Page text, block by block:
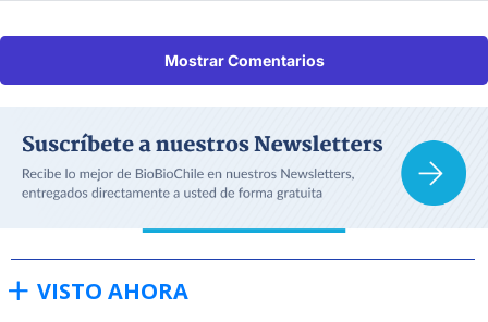
Mostrar Comentarios
VISTO AHORA